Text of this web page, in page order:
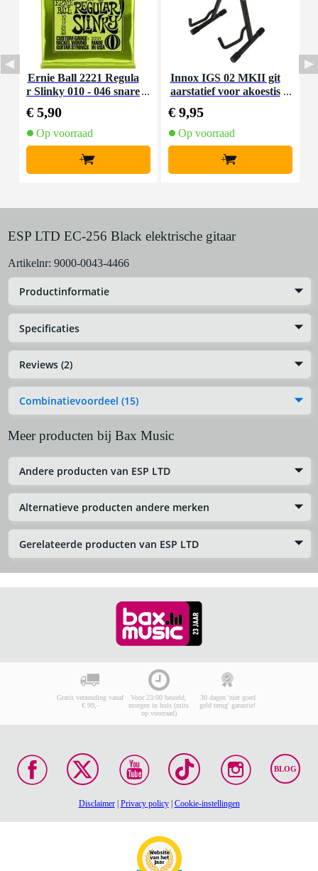
Ernie Ball 2221 Regula
r Slinky 010 - 046 snare
€ 5,90
Op voorraad
+
Innox IGS 02 MKII git
aarstatief voor akoestis
€ 9,95
Op voorraad
+
ESP LTD EC-256 Black elektrische gitaar
Artikelnr: 9000-0043-4466
Productinformatie
Specificaties
Reviews (2)
Combinatievoordeel (15)
Meer producten bij Bax Music
Andere producten van ESP LTD
Alternatieve producten andere merken
Gerelateerde producten van ESP LTD
Gratis verzending vanaf
€ 99,-
Voor 23:00 besteld,
morgen in huis (mits
op voorraad)
30 dagen 'niet goed
geld terug' garantie!
BLOG
Disclaimer| Privacy policy| Cookie-instellingen